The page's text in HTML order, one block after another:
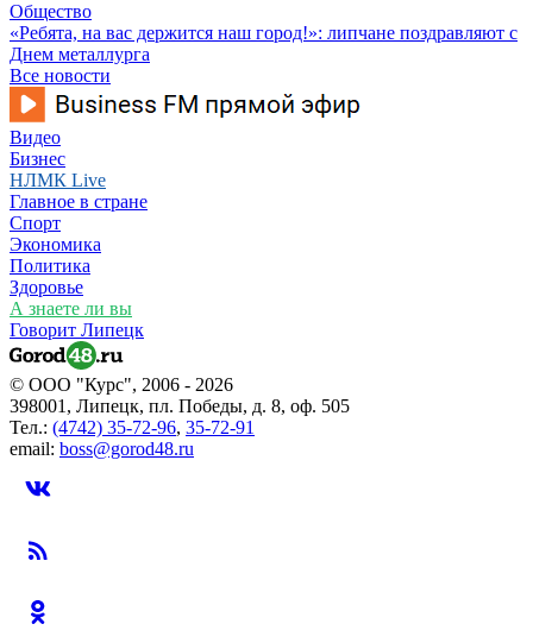
Общество
«Ребята, на вас держится наш город!»: липчане поздравляют с
Днем металлурга
Все новости
Видео
Бизнес
НЛМК Live
Главное в стране
Спорт
Экономика
Политика
Здоровье
А знаете ли вы
Говорит Липецк
© ООО "Курс", 2006 - 2026
398001, Липецк, пл. Победы, д. 8, оф. 505
Тел.: (4742) 35-72-96, 35-72-91
email: boss@gorod48.ru